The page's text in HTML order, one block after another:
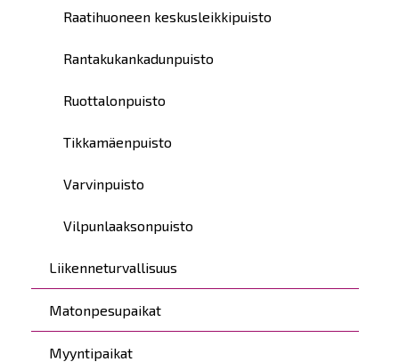
Raatihuoneen keskusleikkipuisto
Rantakukankadunpuisto
Ruottalonpuisto
Tikkamäenpuisto
Varvinpuisto
Vilpunlaaksonpuisto
Liikenneturvallisuus
Matonpesupaikat
Myyntipaikat